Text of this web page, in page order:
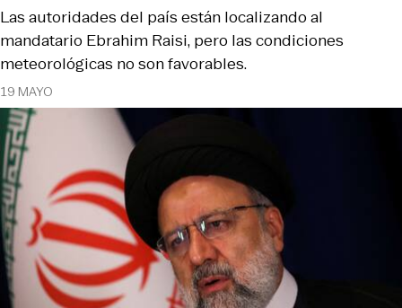
19 MAYO
Las autoridades del país están localizando al
mandatario Ebrahim Raisi, pero las condiciones
meteorológicas no son favorables.